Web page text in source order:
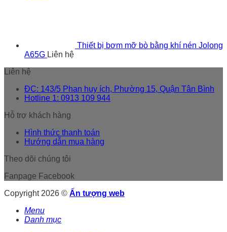
Thiết bị bơm mỡ bò bằng khí nén Jolong
A65G Liên hệ
Liên hệ
ĐC: 143/5 Phan huy ích, Phường 15, Quận Tân Bình
Hotline 1: 0913 109 944
Hỗ trợ khách hàng
Hình thức thanh toán
Hướng dẫn mua hàng
Theo dõi chúng tôi
Fanpage Facebook
Copyright 2026 © Ấn tượng web
Menu
Danh mục